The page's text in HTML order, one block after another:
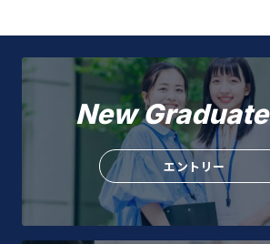
New Graduate
エントリー